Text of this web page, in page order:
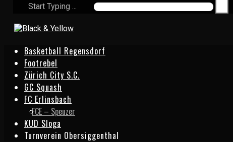
Start Typing ...
Basketball Regensdorf
Footrebel
Zürich City S.C.
GC Squash
FC Erlinsbach
FCE – Speuzer
KUD Sloga
Turnverein Obersiggenthal